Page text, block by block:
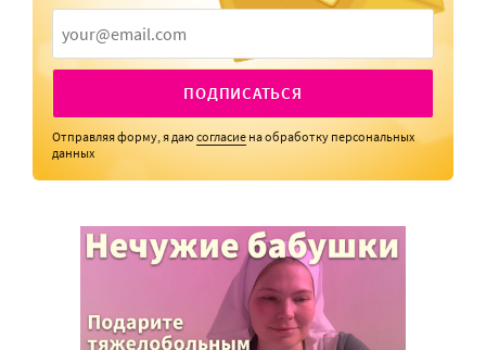
ПОДПИСАТЬСЯ
Отправляя форму, я даюсогласие на обработку персональных
данных